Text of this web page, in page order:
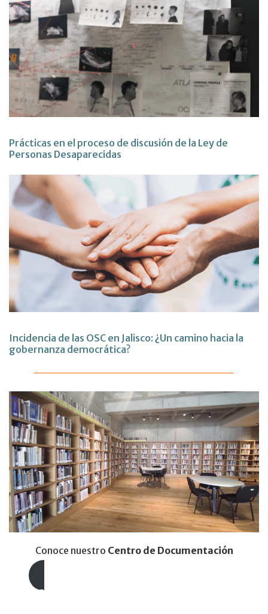
Prácticas en el proceso de discusión de la Ley de
Personas Desaparecidas
Incidencia de las OSC en Jalisco: ¿Un camino hacia la
gobernanza democrática?
Conoce nuestro Centro de Documentación
Lecturas recomendadas